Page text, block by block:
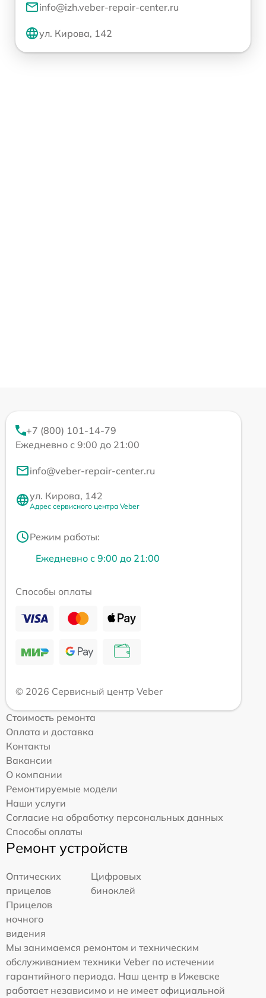
info@izh.veber-repair-center.ru
ул. Кирова, 142
+7 (800) 101-14-79
Ежедневно с 9:00 до 21:00
info@veber-repair-center.ru
ул. Кирова, 142
Адрес сервисного центра Veber
Режим работы:
Ежедневно с 9:00 до 21:00
Способы оплаты
© 2026 Сервисный центр Veber
Стоимость ремонта
Оплата и доставка
Контакты
Вакансии
О компании
Ремонтируемые модели
Наши услуги
Согласие на обработку персональных данных
Способы оплаты
Ремонт устройств
Оптических
прицелов
Цифровых
биноклей
Прицелов
ночного
видения
Мы занимаемся ремонтом и техническим
обслуживанием техники Veber по истечении
гарантийного периода. Наш центр в Ижевске
работает независимо и не имеет официальной